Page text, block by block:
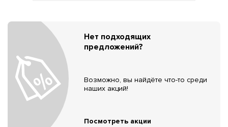
Нет подходящих
предложений?
Возможно, вы найдёте что-то среди
наших акций!
Посмотреть акции